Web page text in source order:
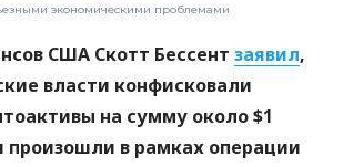
экономическими проблемами
США Скотт Бессент заявил,
власти конфисковали
на сумму около $1
произошли в рамках операции